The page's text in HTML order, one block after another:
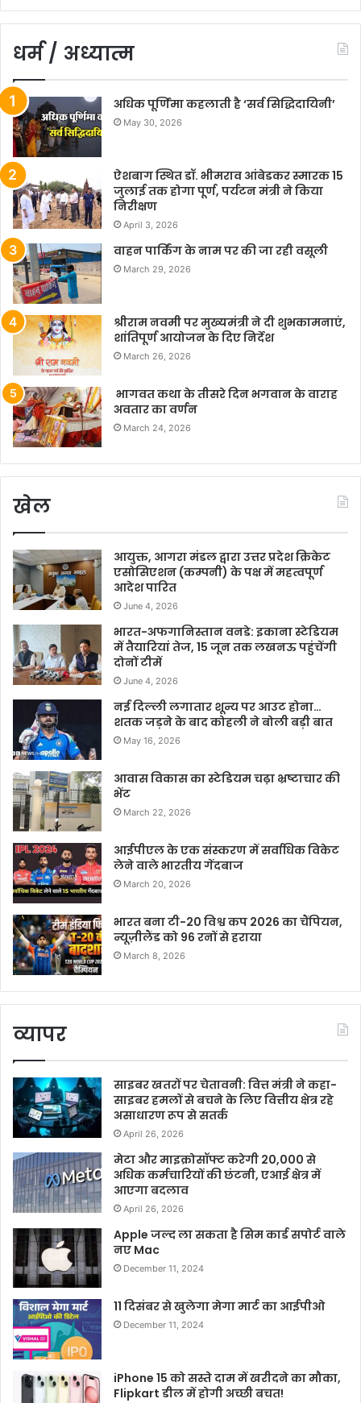
धर्म / अध्यात्म
अधिक पूर्णिमा कहलाती है ‘सर्व सिद्धिदायिनी’
May 30, 2026
ऐशबाग स्थित डॉ. भीमराव आंबेडकर स्मारक 15
जुलाई तक होगा पूर्ण, पर्यटन मंत्री ने किया
निरीक्षण
April 3, 2026
वाहन पार्किंग के नाम पर की जा रही वसूली
March 29, 2026
श्रीराम नवमी पर मुख्यमंत्री ने दी शुभकामनाएं,
शांतिपूर्ण आयोजन के दिए निर्देश
March 26, 2026
भागवत कथा के तीसरे दिन भगवान के वाराह
अवतार का वर्णन
March 24, 2026
खेल
आयुक्त, आगरा मंडल द्वारा उत्तर प्रदेश क्रिकेट
एसोसिएशन (कम्पनी) के पक्ष में महत्वपूर्ण
आदेश पारित
June 4, 2026
भारत-अफगानिस्तान वनडे: इकाना स्टेडियम
में तैयारियां तेज, 15 जून तक लखनऊ पहुंचेंगी
दोनों टीमें
June 4, 2026
नई दिल्ली लगातार शून्य पर आउट होना…
शतक जड़ने के बाद कोहली ने बोली बड़ी बात
May 16, 2026
आवास विकास का स्टेडियम चढ़ा भ्रष्टाचार की
भेंट
March 22, 2026
आईपीएल के एक संस्करण में सर्वाधिक विकेट
लेने वाले भारतीय गेंदबाज
March 20, 2026
भारत बना टी-20 विश्व कप 2026 का चैंपियन,
न्यूज़ीलैंड को 96 रनों से हराया
March 8, 2026
व्यापर
साइबर खतरों पर चेतावनी: वित्त मंत्री ने कहा-
साइबर हमलों से बचने के लिए वित्तीय क्षेत्र रहे
असाधारण रूप से सतर्क
April 26, 2026
मेटा और माइक्रोसॉफ्ट करेगी 20,000 से
अधिक कर्मचारियों की छंटनी, एआई क्षेत्र में
आएगा बदलाव
April 26, 2026
Apple जल्द ला सकता है सिम कार्ड सपोर्ट वाले
नए Mac
December 11, 2024
11 दिसंबर से खुलेगा मेगा मार्ट का आईपीओ
December 11, 2024
iPhone 15 को सस्ते दाम में खरीदने का मौका,
Flipkart डील में होगी अच्छी बचत!